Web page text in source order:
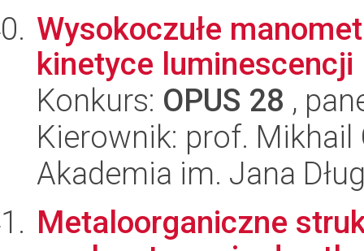
Wysokoczułe
kinetyce luminescencji
Konkurs: OPUS 28 ,
Kierownik: prof. Mikhail
Akademia im. Jana
Metaloorganiczne